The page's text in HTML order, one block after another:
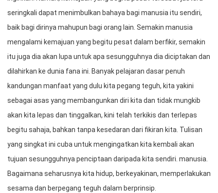
seringkali dapat menimbulkan bahaya bagi manusia itu sendiri,
baik bagi dirinya mahupun bagi orang lain. Semakin manusia
mengalami kemajuan yang begitu pesat dalam berfikir, semakin
itu juga dia akan lupa untuk apa sesungguhnya dia diciptakan dan
dilahirkan ke dunia fana ini. Banyak pelajaran dasar penuh
kandungan manfaat yang dulu kita pegang teguh, kita yakini
sebagai asas yang membangunkan diri kita dan tidak mungkib
akan kita lepas dan tinggalkan, kini telah terkikis dan terlepas
begitu sahaja, bahkan tanpa kesedaran dari fikiran kita. Tulisan
yang singkat ini cuba untuk mengingatkan kita kembali akan
tujuan sesungguhnya penciptaan daripada kita sendiri. manusia.
Bagaimana seharusnya kita hidup, berkeyakinan, memperlakukan
sesama dan berpegang teguh dalam berprinsip.